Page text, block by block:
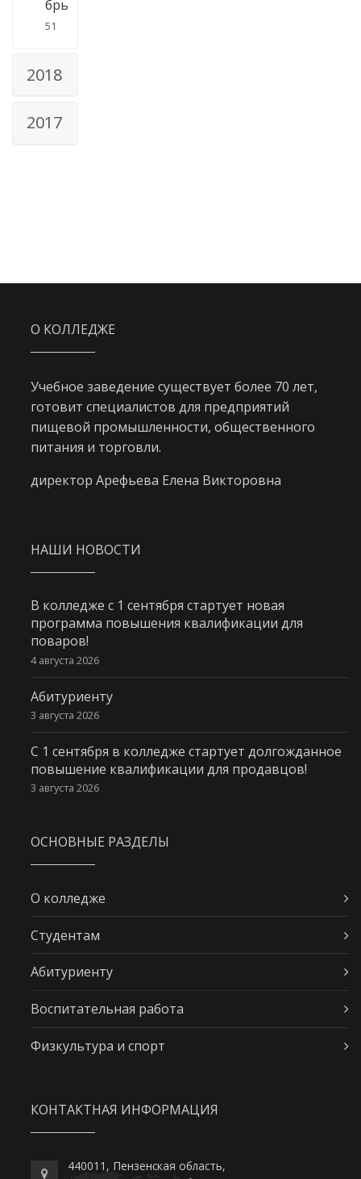
брь
51
2018
2017
О КОЛЛЕДЖЕ
Учебное заведение существует более 70 лет,
готовит специалистов для предприятий
пищевой промышленности, общественного
питания и торговли.
директор Арефьева Елена Викторовна
НАШИ НОВОСТИ
В колледже с 1 сентября стартует новая
программа повышения квалификации для
поваров!
4 августа 2026
Абитуриенту
3 августа 2026
С 1 сентября в колледже стартует долгожданное
повышение квалификации для продавцов!
3 августа 2026
ОСНОВНЫЕ РАЗДЕЛЫ
О колледже
Студентам
Абитуриенту
Воспитательная работа
Физкультура и спорт
КОНТАКТНАЯ ИНФОРМАЦИЯ
440011, Пензенская область,